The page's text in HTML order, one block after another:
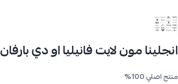
انجلينا مون لايت فانيليا او دي بارفان 100 مل
منتج اصلي 100%